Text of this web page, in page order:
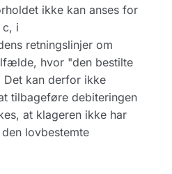
ikke kan anses for
i
retningslinjer om
hvor "den bestilte
Det kan derfor ikke
tilbageføre debiteringen
at klageren ikke har
lovbestemte